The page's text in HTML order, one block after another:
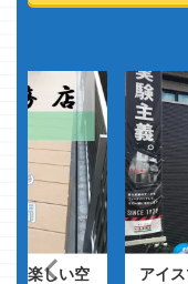
分楽しい空
アイ